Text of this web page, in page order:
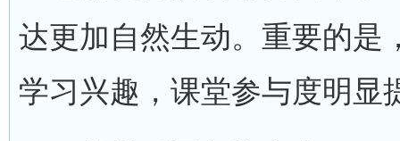
达更加自然生动。重要的是
学习兴趣，课堂参与度明显